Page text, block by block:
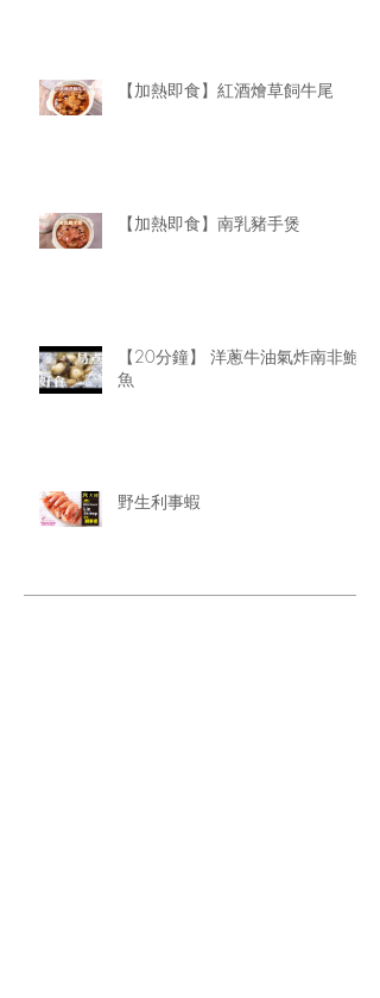
【加熱即食】紅酒燴草飼牛尾
【加熱即食】南乳豬手煲
【20分鐘】 洋蔥牛油氣炸南非鮑
魚
野生利事蝦